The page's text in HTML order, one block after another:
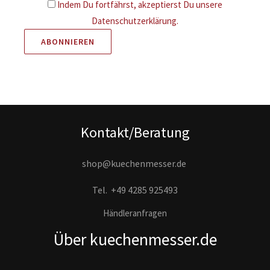
Indem Du fortfährst, akzeptierst Du unsere
Datenschutzerklärung.
Kontakt/Beratung
shop@kuechenmesser.de
Tel. +49 4285 925493
Händleranfragen
Über kuechenmesser.de